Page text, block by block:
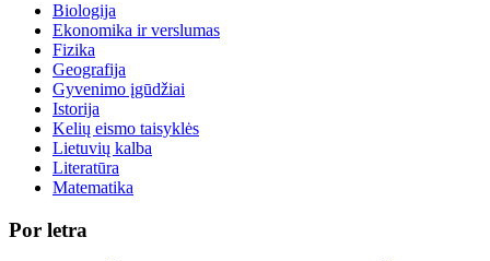
Biologija
Ekonomika ir verslumas
Fizika
Geografija
Gyvenimo įgūdžiai
Istorija
Kelių eismo taisyklės
Lietuvių kalba
Literatūra
Matematika
Por letra